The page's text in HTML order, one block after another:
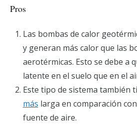
Pros
Las bombas de calor
y generan más calor que las
aerotérmicas. Esto se debe a
latente en el suelo que en el
Este tipo de sistema también
más larga en comparación
fuente de aire.